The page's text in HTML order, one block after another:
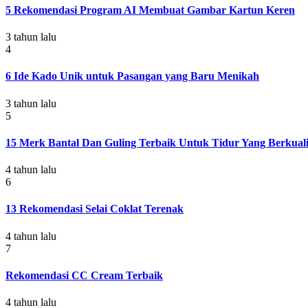
5 Rekomendasi Program AI Membuat Gambar Kartun Keren
3 tahun lalu
4
6 Ide Kado Unik untuk Pasangan yang Baru Menikah
3 tahun lalu
5
15 Merk Bantal Dan Guling Terbaik Untuk Tidur Yang
4 tahun lalu
6
13 Rekomendasi Selai Coklat Terenak
4 tahun lalu
7
Rekomendasi CC Cream Terbaik
4 tahun lalu